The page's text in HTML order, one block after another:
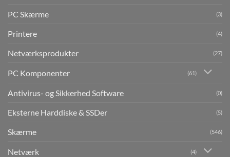
PC Skærme (3)
Printere (4)
Netværksprodukter (27)
PC Komponenter (61)
Antivirus- og Sikkerhed Software (0)
Eksterne Harddiske & SSDer (5)
Skærme (546)
Netværk (4)